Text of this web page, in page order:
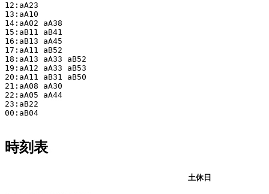
12:aA23
13:aA10
14:aA02 aA38
15:aB11 aB41
16:aB13 aA45
17:aA11 aB52
18:aA13 aA33 aB52
19:aA12 aA33 aB53
20:aA11 aB31 aB50
21:aA08 aA30
22:aA05 aA44
23:aB22
00:aB04
時刻表
土休日